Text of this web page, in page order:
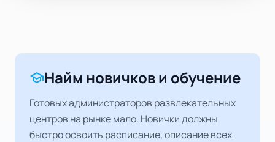
schoolНайм новичков и обучение
Готовых администраторов развлекательных
центров на рынке мало. Новички должны
быстро освоить расписание, описание всех